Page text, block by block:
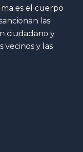
es el cuerpo
las
ciudadano y
vecinos y las